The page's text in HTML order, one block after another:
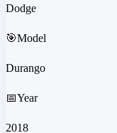
Dodge
🎯Model
Durango
📅Year
2018